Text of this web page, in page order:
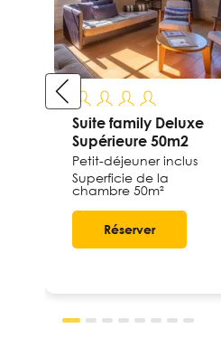
Suite family Deluxe
Supérieure 50m2
Petit-déjeuner inclus
Superficie de la
chambre 50m²
Réserver